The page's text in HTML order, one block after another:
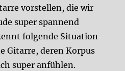
vorstellen, die wir
super spannend
folgende Situation
Gitarre, deren Korpus
super anfühlen.